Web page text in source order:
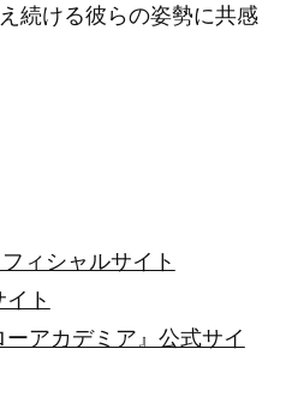
続ける彼らの姿勢に共感
ィシャルサイト
イト
アカデミア』公式サイ